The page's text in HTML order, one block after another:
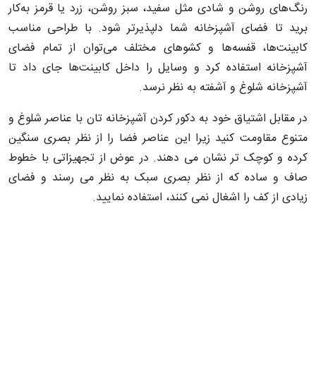
رنگ‌های روشن و شادی مثل سفید، سبز روشن، زرد یا قرمز به‌کار
برید تا فضای آشپزخانه شما دلپذیرتر شود. با طراحی مناسب
کابینت‌ها، قفسه‌ها و کشوهای مختلف می‌توان از تمام فضای
آشپزخانه استفاده کرد و وسایل را داخل کابینت‌ها جای داد تا
آشپزخانه شلوغ و آشفته به نظر نرسد.
در مقابل اشتیاق خود به دکور کردن آشپزخانه تان با عناصر شلوغ و
متنوع مقاومت کنید زیرا این عناصر فضا را از نظر بصری سنگین
کرده و کوچک تر نشان می دهند. در عوض از تجهیزاتی با خطوط
صاف و ساده که از نظر بصری سبک به نظر می رسند و فضای
زیادی از کف را اشغال نمی کنند، استفاده نمایید.